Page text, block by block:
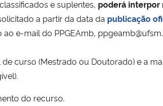
e suplentes, poderá interpor
a partir da data da publicação
e-mail do PPGEAmb,
curso (Mestrado ou Doutorado) e a
do recurso.